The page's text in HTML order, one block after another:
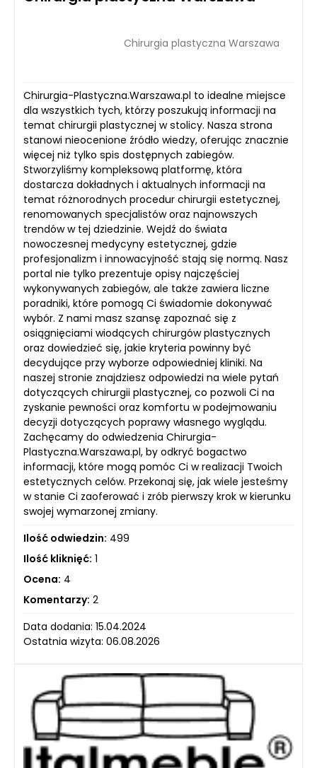
Chirurgia plastyczna Warszawa
Chirurgia-Plastyczna.Warszawa.pl to idealne miejsce
dla wszystkich tych, którzy poszukują informacji na
temat chirurgii plastycznej w stolicy. Nasza strona
stanowi nieocenione źródło wiedzy, oferując znacznie
więcej niż tylko spis dostępnych zabiegów.
Stworzyliśmy kompleksową platformę, która
dostarcza dokładnych i aktualnych informacji na
temat różnorodnych procedur chirurgii estetycznej,
renomowanych specjalistów oraz najnowszych
trendów w tej dziedzinie. Wejdź do świata
nowoczesnej medycyny estetycznej, gdzie
profesjonalizm i innowacyjność stają się normą. Nasz
portal nie tylko prezentuje opisy najczęściej
wykonywanych zabiegów, ale także zawiera liczne
poradniki, które pomogą Ci świadomie dokonywać
wybór. Z nami masz szansę zapoznać się z
osiągnięciami wiodących chirurgów plastycznych
oraz dowiedzieć się, jakie kryteria powinny być
decydujące przy wyborze odpowiedniej kliniki. Na
naszej stronie znajdziesz odpowiedzi na wiele pytań
dotyczących chirurgii plastycznej, co pozwoli Ci na
zyskanie pewności oraz komfortu w podejmowaniu
decyzji dotyczących poprawy własnego wyglądu.
Zachęcamy do odwiedzenia Chirurgia-
Plastyczna.Warszawa.pl, by odkryć bogactwo
informacji, które mogą pomóc Ci w realizacji Twoich
estetycznych celów. Przekonaj się, jak wiele jesteśmy
w stanie Ci zaoferować i zrób pierwszy krok w kierunku
swojej wymarzonej zmiany.
Ilość odwiedzin: 499
Ilość kliknięć: 1
Ocena: 4
Komentarzy: 2
Data dodania: 15.04.2024
Ostatnia wizyta: 06.08.2026